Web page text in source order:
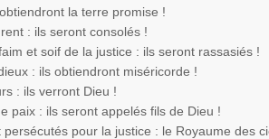
obtiendront la terre promise !
: ils seront consolés !
et soif de la justice : ils seront rassasiés !
: ils obtiendront miséricorde !
: ils verront Dieu !
paix : ils seront appelés fils de Dieu !
persécutés pour la justice : le Royaume des